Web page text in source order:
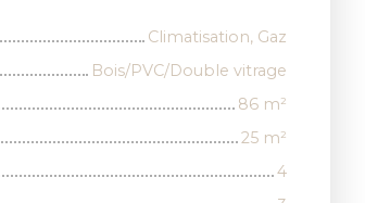
Climatisation, Gaz
Bois/PVC/Double vitrage
86 m²
25 m²
4